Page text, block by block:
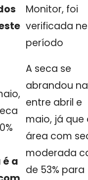
Monitor, foi
verificada
período
é a
A seca se
abrandou na
entre abril e
maio, já que
área com
moderada
de 53% para